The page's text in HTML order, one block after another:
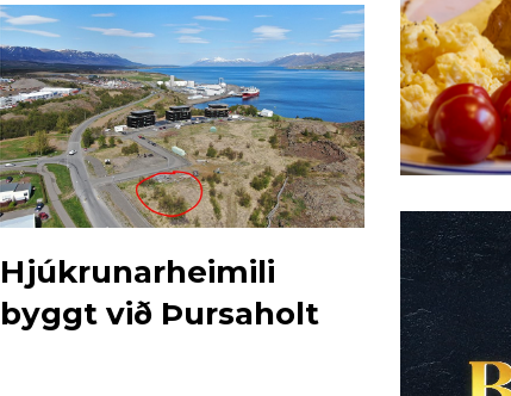
Hjúkrunarheimili
byggt við Þursaholt